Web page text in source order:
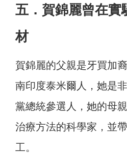
五．賀錦麗曾在實
材
賀錦麗的父親是牙買加
南印度泰米爾人，她是
黨總統參選人，她的母
治療方法的科學家，並
工。